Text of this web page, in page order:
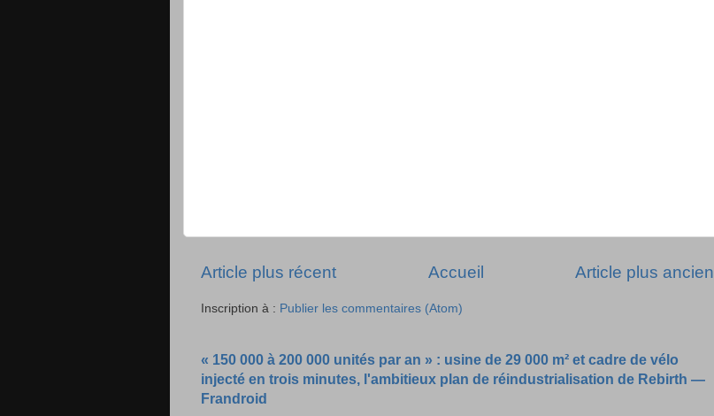
Article plus récent Article plus ancien
Accueil
Inscription à : Publier les commentaires (Atom)
« 150 000 à 200 000 unités par an » : usine de 29 000 m² et cadre de vélo
injecté en trois minutes, l'ambitieux plan de réindustrialisation de Rebirth —
Frandroid